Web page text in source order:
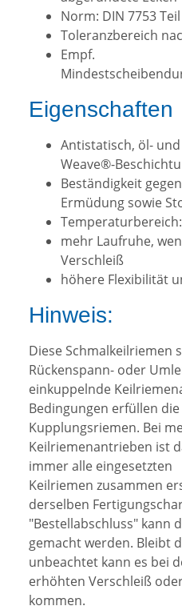
Norm: DIN 7753 Teil
Toleranzbereich
Empf.
Eigenschaften
Antistatisch, öl-
Weave®-
Beständigkeit
Ermüdung sowie
Temperaturbereich:
mehr Laufruhe,
Verschleiß
höhere Flexibilität
Hinweis:
Diese Schmalkeilriemen
Rückenspann- oder
einkuppelnde
Bedingungen erfüllen
Kupplungsriemen. Bei
Keilriemenantrieben ist
immer alle eingesetzten
Keilriemen zusammen
derselben
"Bestellabschluss" kann
gemacht werden. Bleibt
unbeachtet kann es bei
erhöhten Verschleiß
kommen.